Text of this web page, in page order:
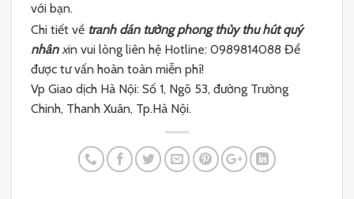
với bạn.
Chi tiết về tranh dán tường phong thủy thu hút quý
nhânxin vui lòng liên hệ Hotline: 0989814088 Để
được tư vấn hoàn toàn miễn phí!
Vp Giao dịch Hà Nội: Số 1, Ngõ 53, đường Trường
Chinh, Thanh Xuân, Tp.Hà Nội.